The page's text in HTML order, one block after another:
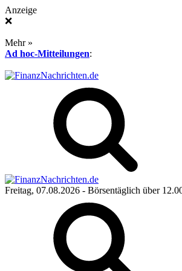
Anzeige
❌
Mehr »
Ad hoc-Mitteilungen:
Freitag, 07.08.2026 - Börsentäglich über